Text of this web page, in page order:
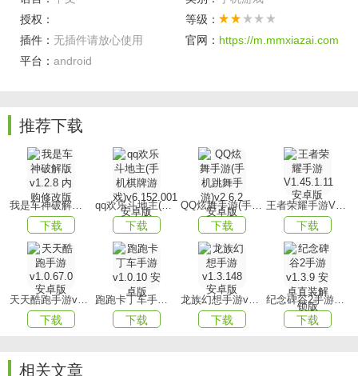
1、派驻在战场上的角色配备各具特色的武器，通过消耗能量
对其进行升级强化。
2、华丽的塔防游戏战斗场景即将呈现，敬请沉浸于别具一格
侵。
游戏优势
1、场景与角色设计精细美观，色彩鲜明艳丽，营造出浓厚的
奇幻氛围。
2、运用动态特效技术，增强游戏的逼真感与沉浸感，尤其在
植物攻击与僵尸消亡时刻。
3、支持多元化挑战模式，如无尽模式、生存模式等，丰富游
戏挑战性与趣味性。
游戏玩法
1、全新设计的角色供玩家选择，创新的塔防玩法为您带来前
授权：
等级：
插件： 无插件请放心使用 官网： https://m.mmxiazai.com
平台： android
推荐下载
我是车神破解版v1.2.8 内购修改版
下载
qq欢乐斗地主(手机棋牌游戏)v6.152.001安卓版
下载
QQ炫舞手游(手机跳舞手游)v2.6.2 安卓版
下载
王者荣耀手游V1.45.1.11 安卓版
下载
天天酷跑手游v1.0.67.0安卓版
下载
跑跑卡丁车手游v1.0.10 安卓版
下载
龙族幻想手游v1.3.148 安卓版
下载
纪念碑谷2手游v1.3.9 安卓直装解锁版
下载
相关文章